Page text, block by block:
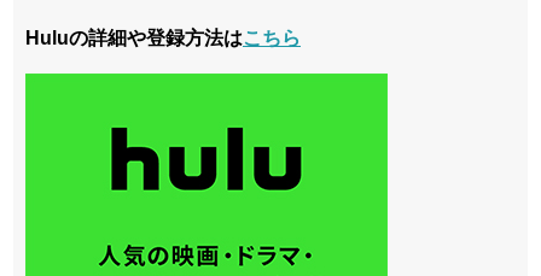
Huluの詳細や登録方法はこちら